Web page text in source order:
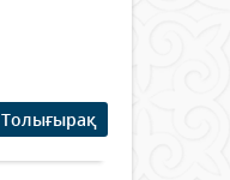
Толығырақ